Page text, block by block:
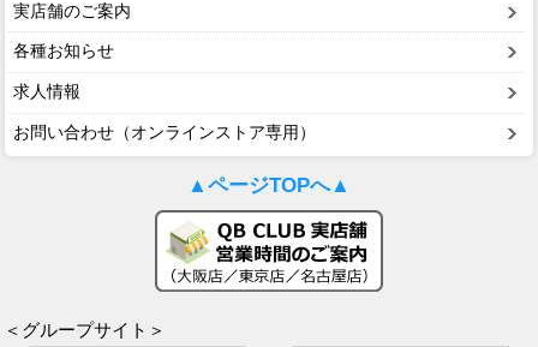
実店舗のご案内
各種お知らせ
求人情報
お問い合わせ（オンラインストア専用）
▲ページTOPへ▲
＜グループサイト＞